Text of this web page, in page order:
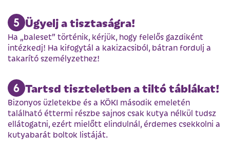
Ügyelj a tisztaságra!
Ha „baleset” történik, kérjük, hogy felelős gazdiként
intézkedj! Ha kifogytál a kakizacsiból, bátran fordulj a
takarító személyzethez!
Tartsd tiszteletben a tiltó táblákat!
Bizonyos üzletekbe és a KÖKI második emeletén
található éttermi részbe sajnos csak kutya nélkül tudsz
ellátogatni, ezért mielőtt elindulnál, érdemes csekkolni a
kutyabarát boltok listáját.